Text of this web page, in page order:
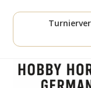
Inhalt